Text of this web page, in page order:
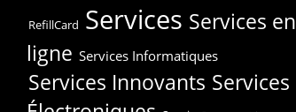
RefillCard Services Services en
ligne Services Informatiques
Services Innovants Services